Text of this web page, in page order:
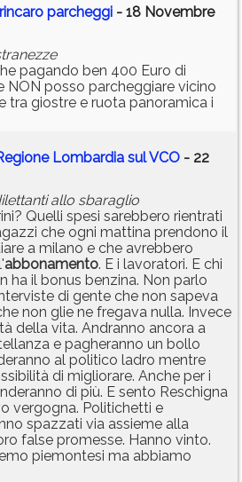
parcheggi - 18 Novembre
pagando ben 400 Euro di
NON posso parcheggiare vicino
tra giostre e ruota panoramica i
Lombardia sul VCO - 22
allo sbaraglio
Quelli spesi sarebbero rientrati
che ogni mattina prendono il
a milano e che avrebbero
abbonamento. E i lavoratori. E chi
ha il bonus benzina. Non parlo
di gente che non sapeva
non glie ne fregava nulla. Invece
della vita. Andranno ancora a
e pagheranno un bollo
al politico ladro mentre
di migliorare. Anche per i
di più. E sento Reschigna
vergogna. Politichetti e
spazzati via assieme alla
false promesse. Hanno vinto.
piemontesi ma abbiamo